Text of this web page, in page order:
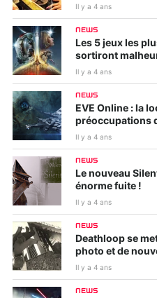
Il y a 4 ans
NEWS
Les 5 jeux les
sortiront
Il y a 4 ans
NEWS
EVE Online : la
préoccupations
Il y a 4 ans
NEWS
Le nouveau
énorme fuite !
Il y a 4 ans
NEWS
Deathloop se
photo et de
Il y a 4 ans
NEWS